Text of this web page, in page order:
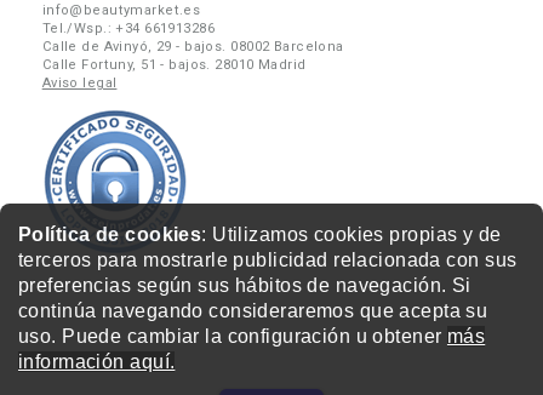
Política de cookies: Utilizamos cookies propias y de
terceros para mostrarle publicidad relacionada con sus
preferencias según sus hábitos de navegación. Si
continúa navegando consideraremos que acepta su
uso. Puede cambiar la configuración u obtener más
información aquí.
info@beautymarket.es
Tel./Wsp.: +34 661913286
Calle de Avinyó, 29 - bajos. 08002 Barcelona
Calle Fortuny, 51 - bajos. 28010 Madrid
Aviso legal